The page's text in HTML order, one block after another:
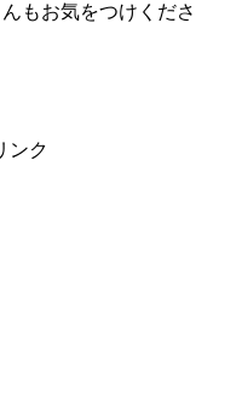
もお気をつけくださ
ンク